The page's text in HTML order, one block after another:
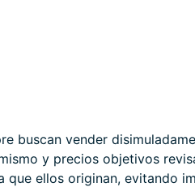
buscan vender
y precios objetivos
ellos originan, evitando